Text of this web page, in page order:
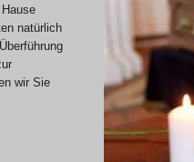
natürlich
wir Sie